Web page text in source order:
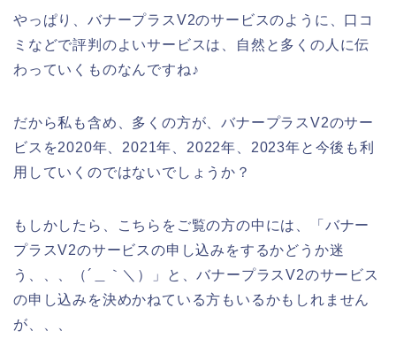
やっぱり、バナープラスV2のサービスのように、口コ
ミなどで評判のよいサービスは、自然と多くの人に伝
わっていくものなんですね♪
だから私も含め、多くの方が、バナープラスV2のサー
ビスを2020年、2021年、2022年、2023年と今後も利
用していくのではないでしょうか？
もしかしたら、こちらをご覧の方の中には、「バナー
プラスV2のサービスの申し込みをするかどうか迷
う、、、（´＿｀＼）」と、バナープラスV2のサービス
の申し込みを決めかねている方もいるかもしれません
が、、、